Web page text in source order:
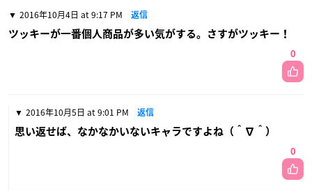
2016年10月4日 at 9:17 PM 返信
ツッキーが一番個人商品が多い気がする。さすがツッキー！
0
2016年10月5日 at 9:01 PM 返信
思い返せば、なかなかいないキャラですよね（＾∇＾）
0